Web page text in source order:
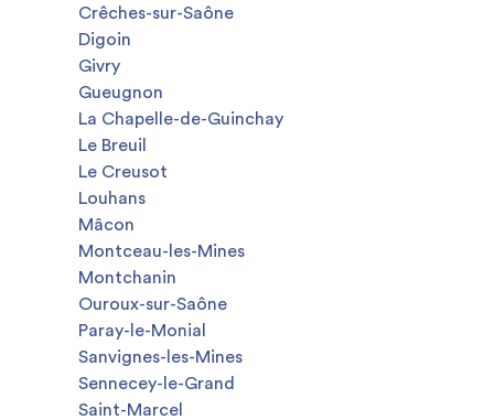
Crêches-sur-Saône
Digoin
Givry
Gueugnon
La Chapelle-de-Guinchay
Le Breuil
Le Creusot
Louhans
Mâcon
Montceau-les-Mines
Montchanin
Ouroux-sur-Saône
Paray-le-Monial
Sanvignes-les-Mines
Sennecey-le-Grand
Saint-Marcel